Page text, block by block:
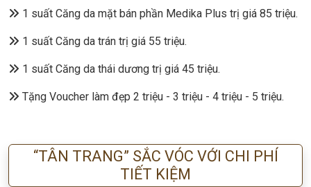
1 suất Căng da mặt bán phần Medika Plus trị giá 85 triệu.
1 suất Căng da trán trị giá 55 triệu.
1 suất Căng da thái dương trị giá 45 triệu.
Tặng Voucher làm đẹp 2 triệu - 3 triệu - 4 triệu - 5 triệu.
“TÂN TRANG” SẮC VÓC VỚI CHI PHÍ
TIẾT KIỆM